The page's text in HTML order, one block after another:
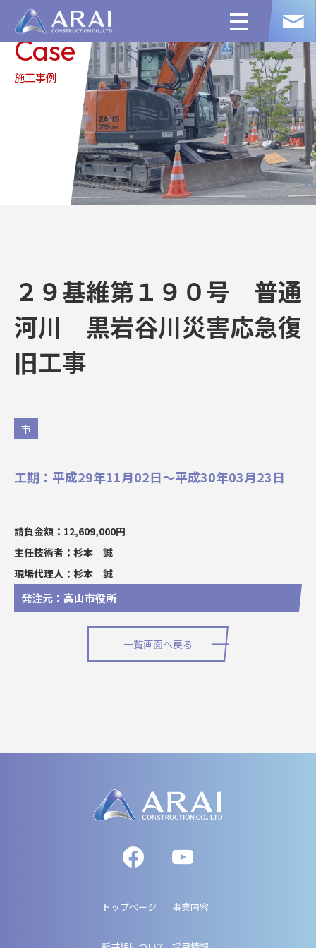
toggle
navigation
Case
施工事例
２９基維第１９０号 普通
河川 黒岩谷川災害応急復
旧工事
市
工期：平成29年11月02日～平成30年03月23日
請負金額：12,609,000円
主任技術者：杉本 誠
現場代理人：杉本 誠
発注元：高山市役所
一覧画面へ戻る
トップページ 事業内容